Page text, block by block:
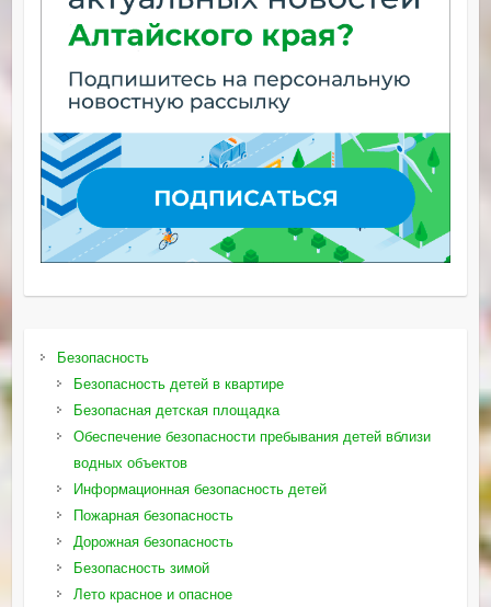
Безопасность
Безопасность детей в квартире
Безопасная детская площадка
Обеспечение безопасности пребывания детей вблизи
водных объектов
Информационная безопасность детей
Пожарная безопасность
Дорожная безопасность
Безопасность зимой
Лето красное и опасное